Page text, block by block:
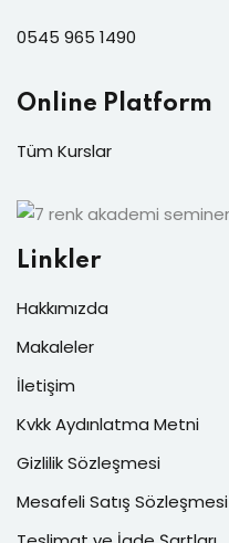
0545 965 1490
Online Platform
Tüm Kurslar
Linkler
Hakkımızda
Makaleler
İletişim
Kvkk Aydınlatma Metni
Gizlilik Sözleşmesi
Mesafeli Satış Sözleşmesi